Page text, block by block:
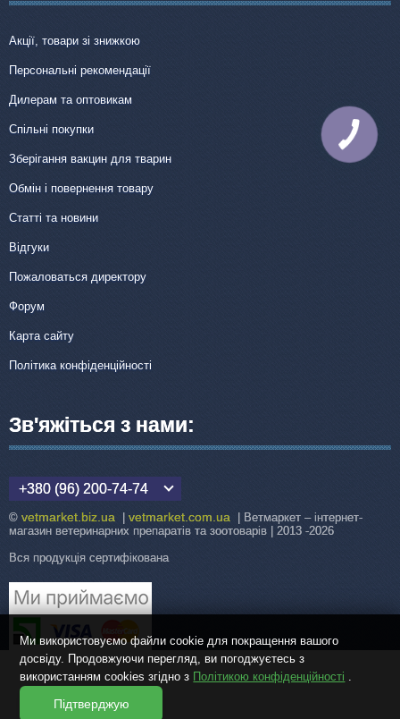
Акції, товари зі знижкою
Персональні рекомендації
Дилерам та оптовикам
Спільні покупки
Зберігання вакцин для тварин
Обмін і повернення товару
Статті та новини
Відгуки
Пожаловаться директору
Форум
Карта сайту
Політика конфіденційності
Зв'яжіться з нами:
+380 (96) 200-74-74
© vetmarket.biz.ua vetmarket.com.ua | Ветмаркет – інтернет-
магазин ветеринарних препаратів та зоотоварів | 2013 -2026
Вся продукція сертифікована
Ми використовуємо файли cookie для покращення вашого
досвіду. Продовжуючи перегляд, ви погоджуєтесь з
використанням cookies згідно з Політикою конфіденційності .
Підтверджую
КНОПКА
ЗВ'ЯЗКУ